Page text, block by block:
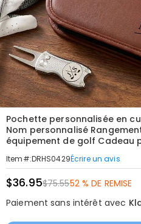
Pochette personnalisée en
Nom personnalisé
équipement de golf Cadeau
Item#:DRHS0429Écrire un avis
$36.95$75.5552 % DE REMISE
Paiement sans intérêt avec